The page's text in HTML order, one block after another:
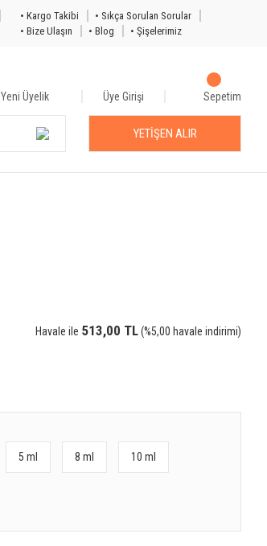
• Kargo Takibi
• Sıkça Sorulan Sorular
• Bize Ulaşın
• Blog
• Şişelerimiz
Yeni Üyelik Üye Girişi Sepetim
YETİŞEN ALIR
Havale ile 513,00 TL(%5,00 havale indirimi)
5 ml 8 ml 10 ml